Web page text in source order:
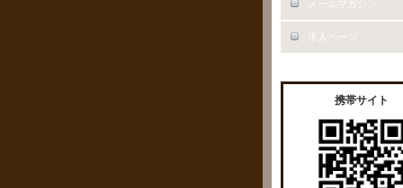
メールマガジン
求人ページ
携帯サイト